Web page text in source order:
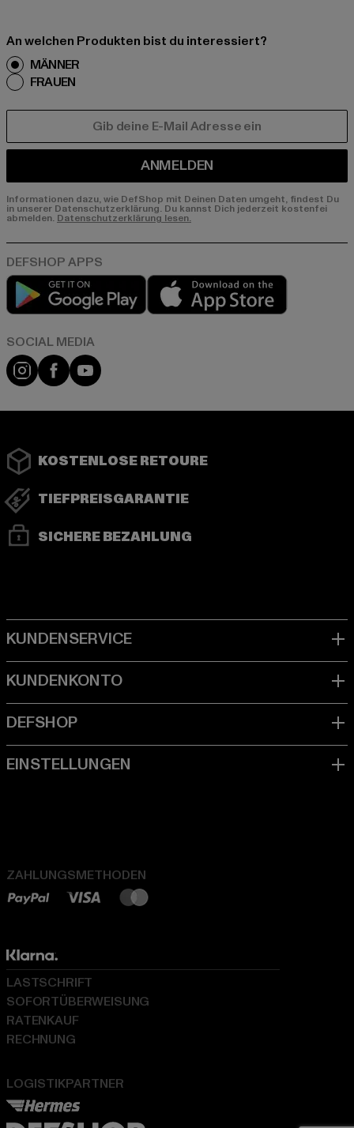
An welchen Produkten bist du interessiert?
MÄNNER
FRAUEN
ANMELDEN
Informationen dazu, wie DefShop mit Deinen Daten umgeht, findest Du
in unserer Datenschutzerklärung. Du kannst Dich jederzeit kostenfei
abmelden. Datenschutzerklärung lesen.
Play market
Instagram
FacebookYouTube
KOSTENLOSE RETOURE
TIEFPREISGARANTIE
SICHERE BEZAHLUNG
ZAHLUNGSMETHODEN
LOGISTIKPARTNER
LASTSCHRIFT
SOFORTÜBERWEISUNG
RATENKAUF
RECHNUNG